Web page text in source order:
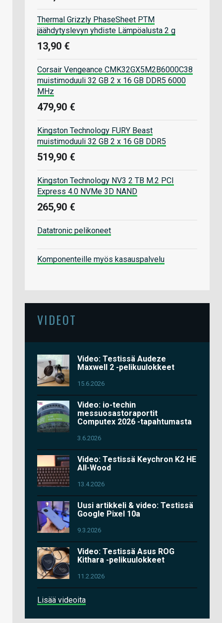
Thermal Grizzly PhaseSheet PTM
jäähdytyslevyn yhdiste Lämpöalusta 2 g
13,90 €
Corsair Vengeance CMK32GX5M2B6000C38
muistimoduuli 32 GB 2 x 16 GB DDR5 6000
MHz
479,90 €
Kingston Technology FURY Beast
muistimoduuli 32 GB 2 x 16 GB DDR5
519,90 €
Kingston Technology NV3 2 TB M.2 PCI
Express 4.0 NVMe 3D NAND
265,90 €
Datatronic pelikoneet
Komponenteille myös kasauspalvelu
VIDEOT
Video: Testissä Audeze
Maxwell 2 -pelikuulokkeet
15.6.2026
Video: io-techin
messuosastoraportit
Computex 2026 -tapahtumasta
3.6.2026
Video: Testissä Keychron K2 HE
All-Wood
13.4.2026
Uusi artikkeli & video: Testissä
Google Pixel 10a
9.3.2026
Video: Testissä Asus ROG
Kithara -pelikuulokkeet
11.2.2026
Lisää videoita